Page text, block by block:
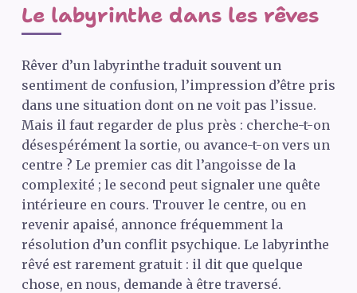
Le labyrinthe dans les rêves
Rêver d’un labyrinthe traduit souvent un
sentiment de confusion, l’impression d’être pris
dans une situation dont on ne voit pas l’issue.
Mais il faut regarder de plus près : cherche-t-on
désespérément la sortie, ou avance-t-on vers un
centre ? Le premier cas dit l’angoisse de la
complexité ; le second peut signaler une quête
intérieure en cours. Trouver le centre, ou en
revenir apaisé, annonce fréquemment la
résolution d’un conflit psychique. Le labyrinthe
rêvé est rarement gratuit : il dit que quelque
chose, en nous, demande à être traversé.